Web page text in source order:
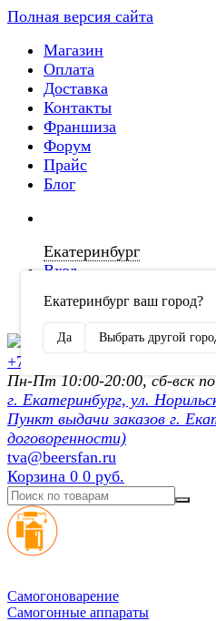
Полная версия сайта
Магазин
Оплата
Доставка
Контакты
Франшиза
Форум
Прайс
Блог
Екатеринбург
Екатеринбург ваш город?
Да Выбрать другой
Вход
Регистрация
+7 (902) 872-54-70
Пн-Пт 10:00-20:00, сб-вск по
г. Екатеринбург, ул.
Пункт выдачи заказов г.
договоренности)
tva@beersfan.ru
Корзина 0 0 руб.
Cамогоноварение
Самогонные аппараты